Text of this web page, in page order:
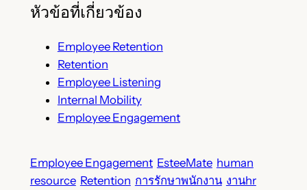
หัวข้อที่เกี่ยวข้อง
Employee Retention
Retention
Employee Listening
Internal Mobility
Employee Engagement
Employee Engagement EsteeMate human
resource Retention การรักษาพนักงาน งานhr